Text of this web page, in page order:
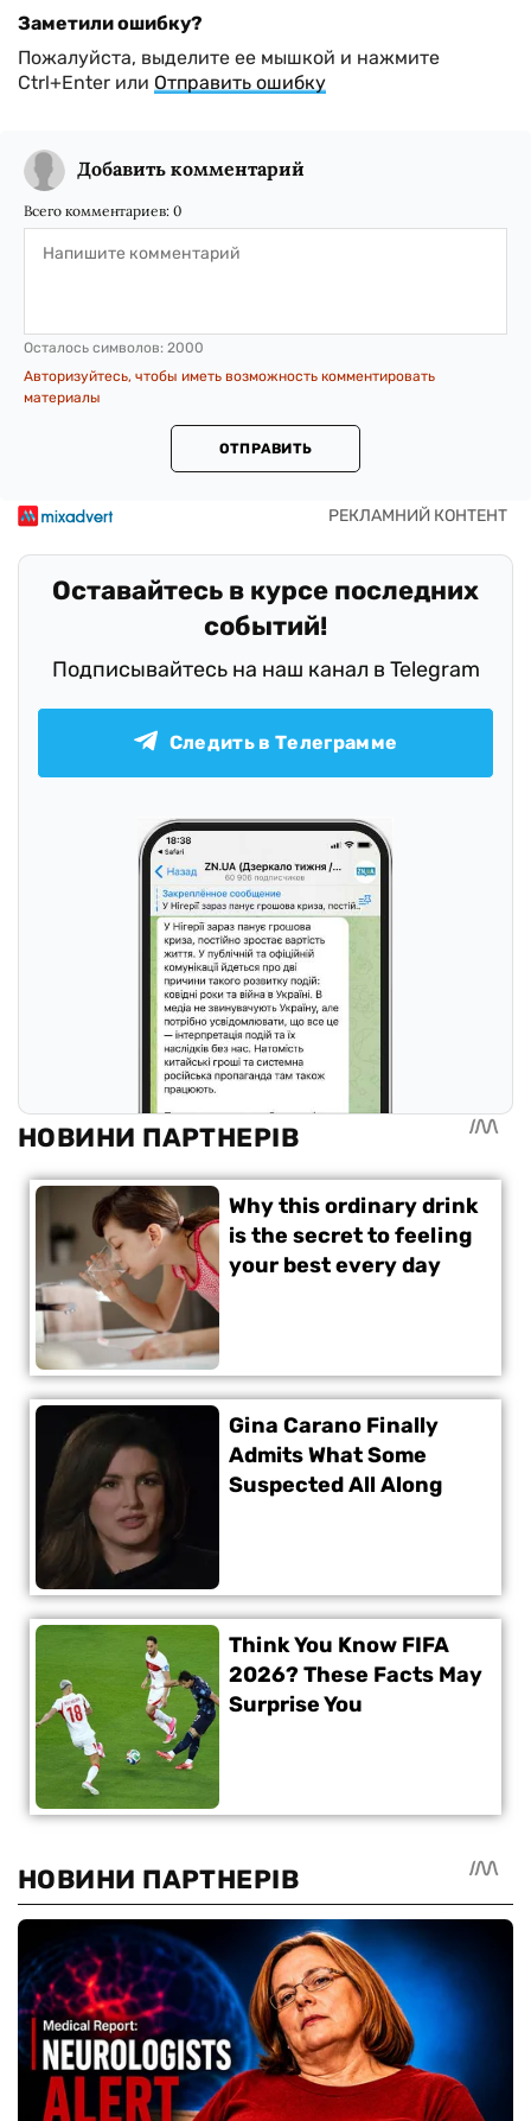
Заметили ошибку?
Пожалуйста, выделите ее мышкой и нажмите
Ctrl+Enter или Отправить ошибку
Добавить комментарий
Всего комментариев: 0
Осталось символов: 2000
Авторизуйтесь, чтобы иметь возможность комментировать
материалы
ОТПРАВИТЬ
Оставайтесь в курсе последних
событий!
Подписывайтесь на наш канал в Telegram
Следить в Телеграмме